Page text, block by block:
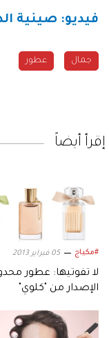
فيديو: صينية
جمال عطور
إقرأ أيضاً
#مكياج 05 فبراير 2013
لا تفوتيها: عطور
الإصدار من "كلوي"